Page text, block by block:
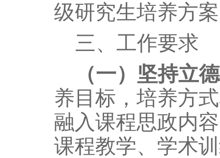
级研究生培养方
三、工作要求
（一）坚持立
养目标，培养方式
融入课程思政内
课程教学、学术